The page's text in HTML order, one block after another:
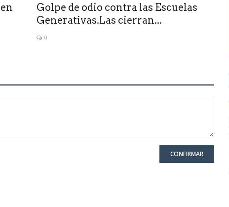
Golpe de odio contra las Escuelas
Generativas.Las cierran...
0
CONFIRMAR